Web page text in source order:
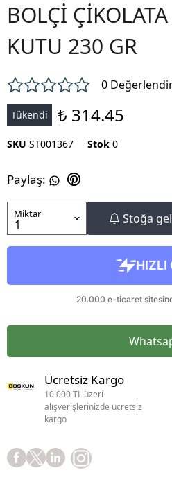
BOLÇİ
KUTU 230 GR
0
Tükendi ₺ 314.45
SKU ST001367 Stok 0
Paylaş:
Miktar Stoğa
Ücretsiz Kargo
10.000 TL üzeri
alışverişlerinizde ücretsiz
kargo